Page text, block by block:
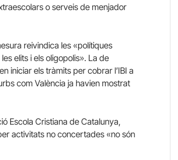
o serveis de menjador
reivindica les «polítiques
elits i els oligopolis». La de
iniciar els tràmits per cobrar l’IBI a
com València ja havien mostrat
Escola Cristiana de Catalunya,
activitats no concertades «no són